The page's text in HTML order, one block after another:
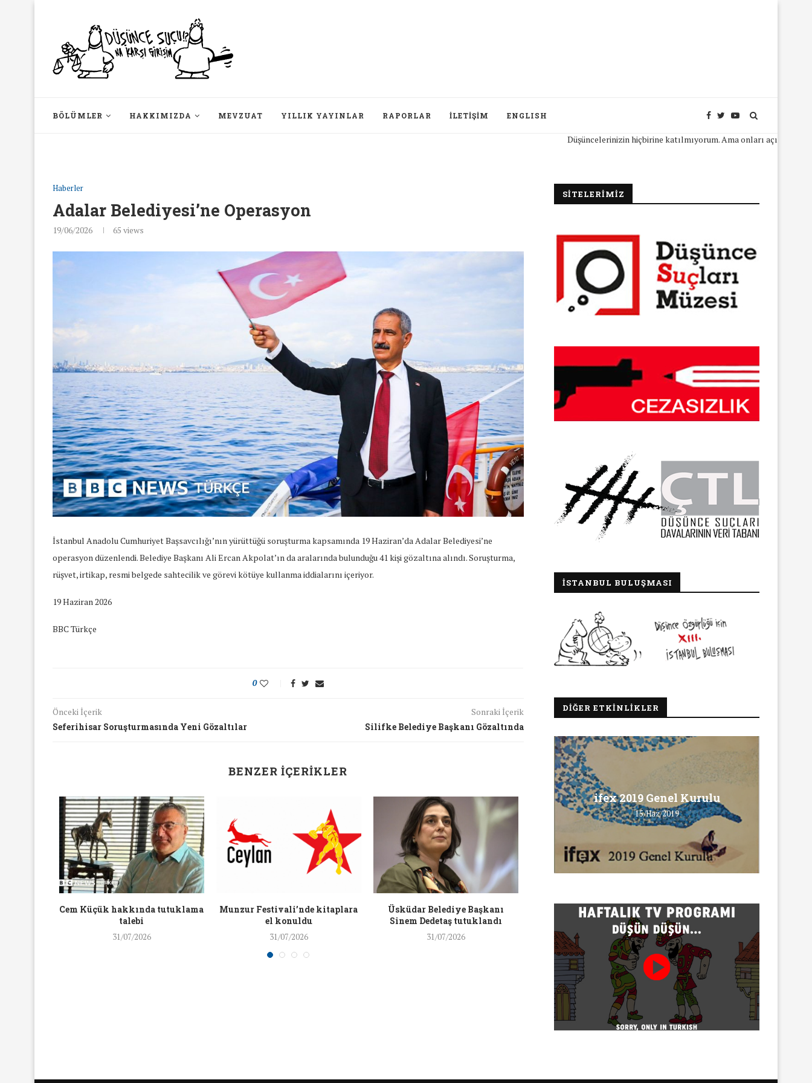
BÖLÜMLER HAKKIMIZDA MEVZUAT YILLIK YAYINLAR RAPORLAR İLETIŞIM ENGLISH
Düşüncelerinizin hiçbirine katılmıyorum. Ama onları açıkça ifade
Haberler
Adalar Belediyesi’ne Operasyon
19/06/2026 65 views
İstanbul Anadolu Cumhuriyet Başsavcılığı’nın yürüttüğü soruşturma kapsamında 19 Haziran’da Adalar Belediyesi’ne
operasyon düzenlendi. Belediye Başkanı Ali Ercan Akpolat’ın da aralarında bulunduğu 41 kişi gözaltına alındı. Soruşturma,
rüşvet, irtikap, resmi belgede sahtecilik ve görevi kötüye kullanma iddialarını içeriyor.
19 Haziran 2026
BBC Türkçe
0
Önceki İçerik
Seferihisar Soruşturmasında Yeni Gözaltılar
Sonraki İçerik
Silifke Belediye Başkanı Gözaltında
BENZER İÇERIKLER
Cem Küçük hakkında tutuklama
talebi
31/07/2026
Munzur Festivali’nde kitaplara
el konuldu
31/07/2026
Üsküdar Belediye Başkanı
Sinem Dedetaş tutuklandı
31/07/2026
JINNEWS’in Türkçe X hesabına
erişim engeli
30/07/2026
Gazeteci Sema Bingöl ve
hakkında soruşturma
30/07/2026
SİTELERİMİZ
İSTANBUL BULUŞMASI
DIĞER ETKINLIKLER
Konuştuk
19/Mar/2018
Konuştuk
26/Şub/2018
ifex 2019 Genel Kurulu
15/Haz/2019